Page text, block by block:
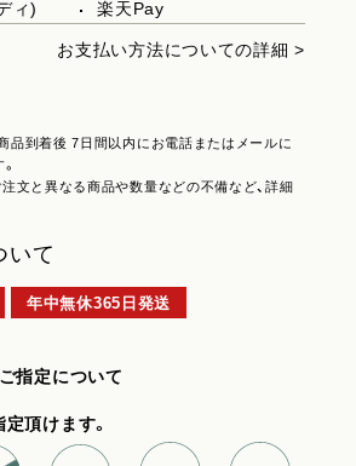
ィ)
楽天Pay
お支払い方法についての詳細 >
品到着後 7日間以内にお電話またはメールに
注文と異なる商品や数量などの不備など、詳細
いて
年中無休365日発送
指定について
頂けます。